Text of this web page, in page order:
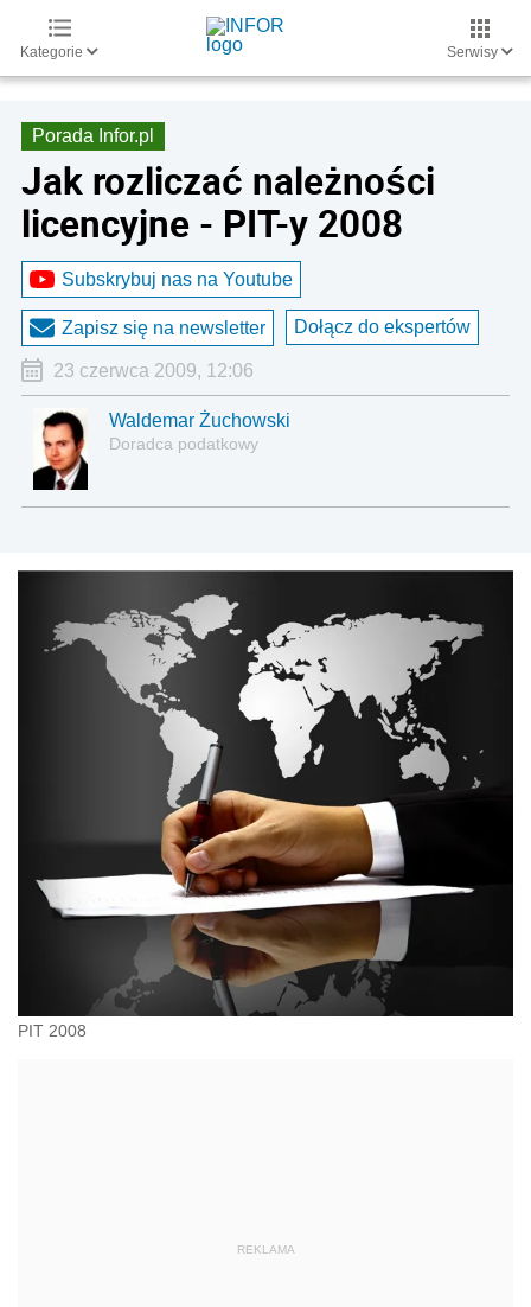
Kategorie Serwisy
Porada Infor.pl
Jak rozliczać należności
licencyjne - PIT-y 2008
Subskrybuj nas na Youtube
Zapisz się na newsletter Dołącz do ekspertów
23 czerwca 2009, 12:06
Waldemar Żuchowski
Doradca podatkowy
PIT 2008